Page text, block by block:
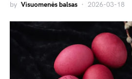
by Visuomenės balsas 2026-03-18